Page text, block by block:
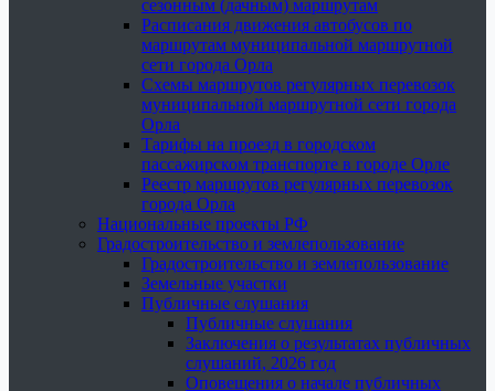
сезонным (дачным) маршрутам
Расписания движения автобусов по
маршрутам муниципальной маршрутной
сети города Орла
Схемы маршрутов регулярных перевозок
муниципальной маршрутной сети города
Орла
Тарифы на проезд в городском
пассажирском транспорте в городе Орле
Реестр маршрутов регулярных перевозок
города Орла
Национальные проекты РФ
Градостроительство и землепользование
Градостроительство и землепользование
Земельные участки
Публичные слушания
Публичные слушания
Заключения о результатах публичных
слушаний, 2026 год
Оповещения о начале публичных